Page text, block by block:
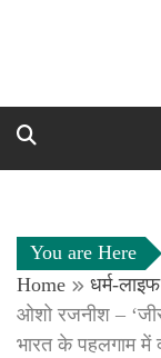
You are Here
Home
धर्म-
ओशो रजनीश –
भारत के पहलगाम